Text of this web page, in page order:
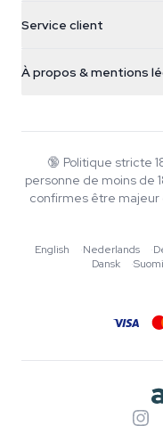
Nederland
+31(0)204897914
Smokeshop
Service client
Politique de retour
Politique de
À propos & mentions
Wiki
Musique
Normes éditoriales
Outils & Calculateurs
🔞 Politique stricte
personne de moins de
confirmes être majeur
English
·Nederlands ·
Dansk
·Suomi